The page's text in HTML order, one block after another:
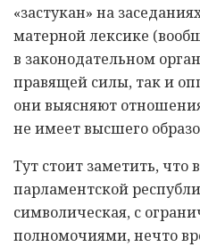
«застукан» на
матерной лексике
в законодательном
правящей силы, так и
они выясняют
не имеет высшего
Тут стоит заметить, что
парламентской
символическая, с
полномочиями, нечто